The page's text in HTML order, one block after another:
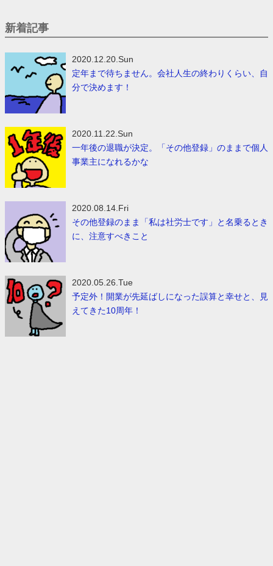
新着記事
2020.12.20.Sun
定年まで待ちません。会社人生の終わりくらい、自
分で決めます！
2020.11.22.Sun
一年後の退職が決定。「その他登録」のままで個人
事業主になれるかな
2020.08.14.Fri
その他登録のまま「私は社労士です」と名乗るとき
に、注意すべきこと
2020.05.26.Tue
予定外！開業が先延ばしになった誤算と幸せと、見
えてきた10周年！